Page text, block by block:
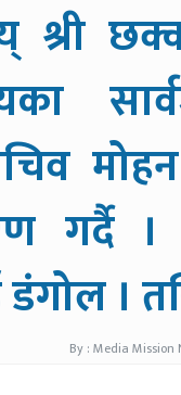
श्री
गर्दै
।
By : Media Mission